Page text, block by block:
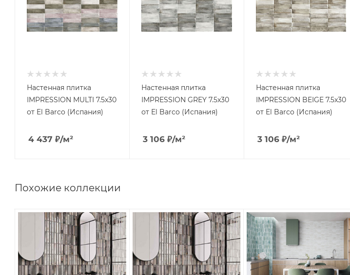
Настенная плитка
IMPRESSION MULTI 7.5x30
от El Barco (Испания)
4 437 ₽/м²
Настенная плитка
IMPRESSION GREY 7.5x30
от El Barco (Испания)
3 106₽/м²
Настенная плитка
IMPRESSION BEIGE 7.5x30
от El Barco (Испания)
3 106₽/м²
Похожие коллекции